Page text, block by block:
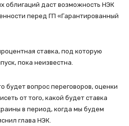
облигаций даст возможность НЭК
перед ГП «Гарантированный
ставка, под которую
пока неизвестна.
будет вопрос переговоров, оценки
от того, какой будет ставка
в период, когда мы будем
глава НЭК.